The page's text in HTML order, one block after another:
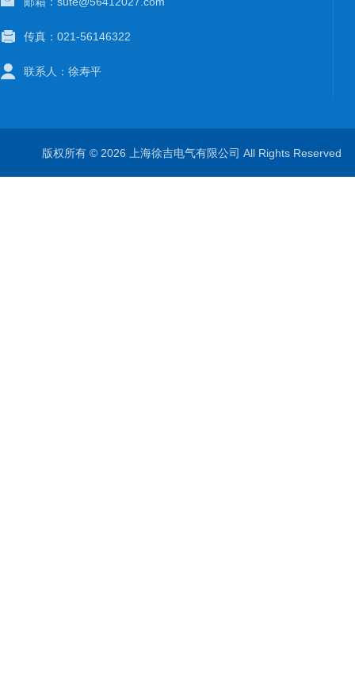
传真：021-56146322
联系人：徐寿平
版权所有 © 2026 上海徐吉电气有限公司 All Rights